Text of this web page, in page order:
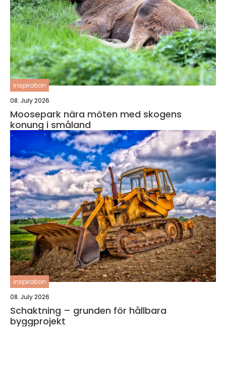
inspiration
08. July 2026
Moosepark nära möten med skogens
konung i småland
inspiration
08. July 2026
Schaktning – grunden för hållbara
byggprojekt